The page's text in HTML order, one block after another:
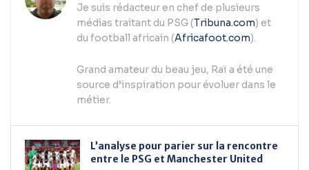
Je suis rédacteur en chef de plusieurs
médias traitant du PSG (Tribuna.com) et
du football africain (Africafoot.com).
Grand amateur du beau jeu, Raï a été une
source d’inspiration pour évoluer dans le
métier.
L’analyse pour parier sur la rencontre
entre le PSG et Manchester United